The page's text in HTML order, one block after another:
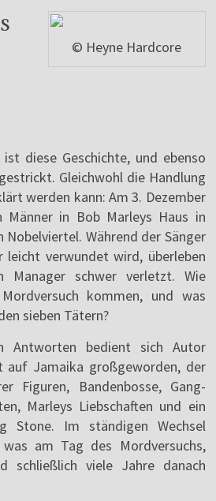
© Heyne Hardcore
diese Geschichte, und ebenso
Gleichwohl die Handlung
werden kann: Am 3. Dezember
Männer in Bob Marleys Haus in
Nobelviertel. Während der Sänger
verwundet wird, überleben
Manager schwer verletzt. Wie
kommen, und was
sieben Tätern?
Antworten bedient sich Autor
auf Jamaika großgeworden, der
Figuren, Bandenbosse, Gang-
Marleys Liebschaften und ein
Stone. Im ständigen Wechsel
am Tag des Mordversuchs,
schließlich viele Jahre danach